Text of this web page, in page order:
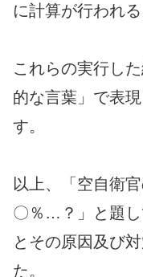
に計算が行われる
これらの実行し
的な言葉」で表
す。
以上、「空自衛
〇％…？」と題
とその原因及び
た。